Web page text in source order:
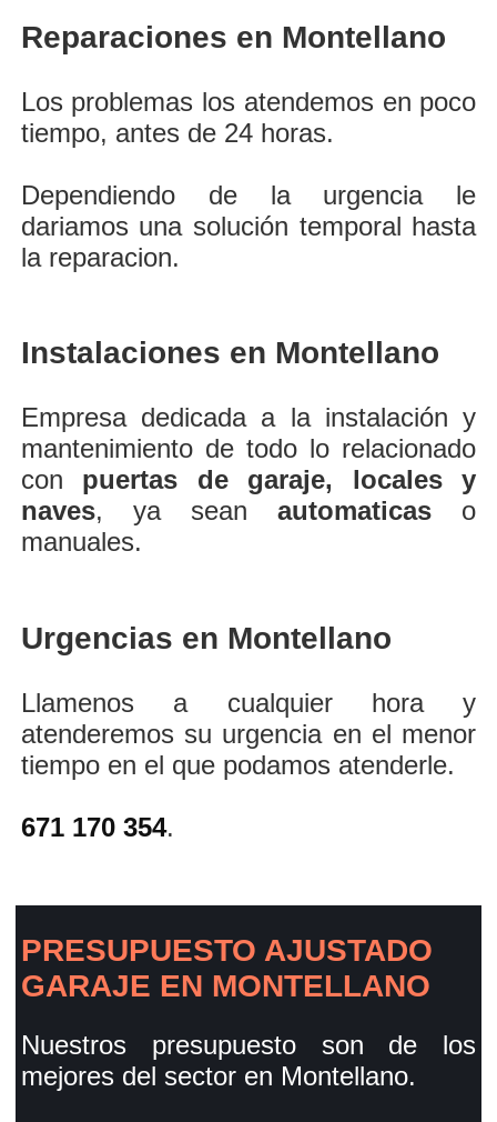
Reparaciones en Montellano
Los problemas los atendemos en poco
tiempo, antes de 24 horas.
Dependiendo de la urgencia le
dariamos una solución temporal hasta
la reparacion.
Instalaciones en Montellano
Empresa dedicada a la instalación y
mantenimiento de todo lo relacionado
con puertas de garaje, locales y
naves, ya seanautomaticas o
manuales.
Urgencias en Montellano
Llamenos a cualquier hora y
atenderemos su urgencia en el menor
tiempo en el que podamos atenderle.
671 170 354.
PRESUPUESTO AJUSTADO
GARAJE EN MONTELLANO
Nuestros presupuesto son de los
mejores del sector en Montellano.